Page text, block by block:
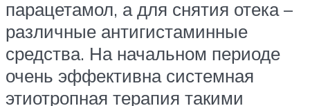
парацетамол, а для снятия отека –
различные антигистаминные
средства. На начальном периоде
очень эффективна системная
этиотропная терапия такими